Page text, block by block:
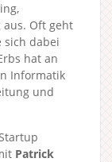
aus. Oft geht
sich dabei
hat an
Informatik
und
Patrick